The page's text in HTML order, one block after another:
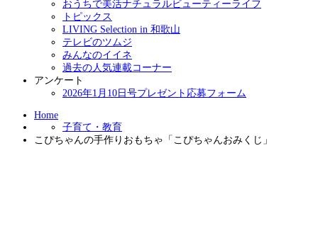
おうちで美活ナチュラルビューティーライフ
トピックス
LIVING Selection in 和歌山
テレビのツムジ
みんなのイイネ
過去の人気連載コーナー
アンケート
2026年1月10日号プレゼント応募フォーム
Home
子育て・教育
こぴちゃんの手作りおもちゃ「こぴちゃんおみくじ」